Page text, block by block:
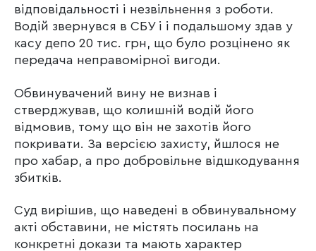
відповідальності і незвільнення з роботи.
Водій звернувся в СБУ і і подальшому здав у
касу депо 20 тис. грн, що було розцінено як
передача неправомірної вигоди.
Обвинувачений вину не визнав і
стверджував, що колишній водій його
відмовив, тому що він не захотів його
покривати. За версією захисту, йшлося не
про хабар, а про добровільне відшкодування
збитків.
Суд вирішив, що наведені в обвинувальному
акті обставини, не містять посилань на
конкретні докази та мають характер